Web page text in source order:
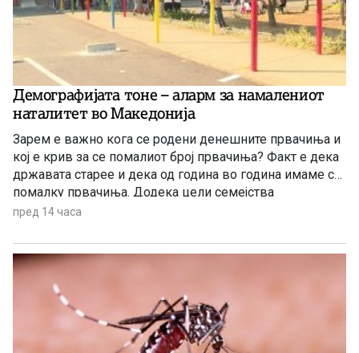
Демографијата тоне – аларм за намалениот
наталитет во Македонија
Зарем е важно кога се родени денешните првачиња и
кој е крив за се помалиот број првачиња? Факт е дека
државата старее и дека од година во година имаме се
помалку првачиња. Додека цели семејства
заминуваат од државата, политичарите си наоѓаат нова
итни мерки за да се спречи одливот на млади.
пред 14 часа